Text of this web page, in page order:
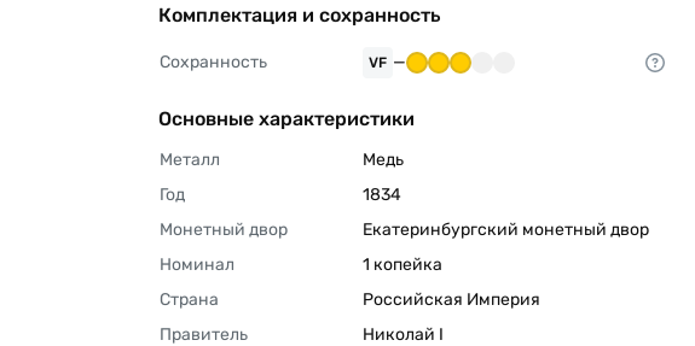
Комплектация и сохранность
Сохранность VF —
Основные характеристики
Металл
Медь
Год
1834
Монетный двор
Екатеринбургский монетный двор
Номинал
1 копейка
Страна
Российская Империя
Правитель
Николай I